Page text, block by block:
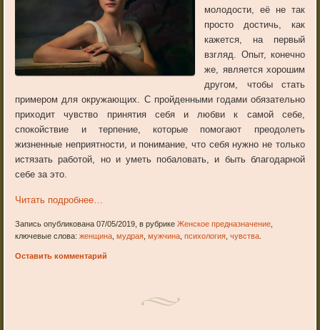
молодости, её не так
просто достичь, как
кажется, на первый
взгляд. Опыт, конечно
же, является хорошим
другом, чтобы стать
примером для окружающих. С пройденными годами обязательно
приходит чувство принятия себя и любви к самой себе,
спокойствие и терпение, которые помогают преодолеть
жизненные неприятности, и понимание, что себя нужно не только
истязать работой, но и уметь побаловать, и быть благодарной
себе за это.
Читать подробнее…
Запись опубликована 07/05/2019, в рубрикеЖенское предназначение
ключевые слова:женщина ,мудрая ,мужчина ,психология ,чувства
Оставить комментарий